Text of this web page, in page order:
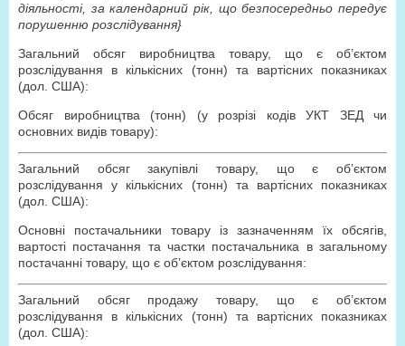
діяльності, за календарний рік, що безпосередньо передує
порушенню розслідування}
Загальний обсяг виробництва товару, що є об’єктом
розслідування в кількісних (тонн) та вартісних показниках
(дол. США):
Обсяг виробництва (тонн) (у розрізі кодів УКТ ЗЕД чи
основних видів товару):
Загальний обсяг закупівлі товару, що є об’єктом
розслідування у кількісних (тонн) та вартісних показниках
(дол. США):
Основні постачальники товару із зазначенням їх обсягів,
вартості постачання та частки постачальника в загальному
постачанні товару, що є об’єктом розслідування:
Загальний обсяг продажу товару, що є об’єктом
розслідування в кількісних (тонн) та вартісних показниках
(дол. США):